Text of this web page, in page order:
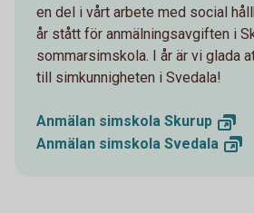
en del i vårt arbete med social
år stått för anmälningsavgiften i
sommarsimskola. I år är vi glada
till simkunnigheten i Svedala!
Anmälan simskola Skurup
Anmälan simskola Svedala